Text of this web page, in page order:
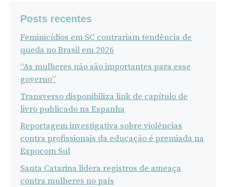
Posts recentes
Feminicídios em SC contrariam tendência de
queda no Brasil em 2026
“As mulheres não são importantes para esse
governo”
Transverso disponibiliza link de capítulo de
livro publicado na Espanha
Reportagem investigativa sobre violências
contra profissionais da educação é premiada na
Expocom Sul
Santa Catarina lidera registros de ameaça
contra mulheres no país